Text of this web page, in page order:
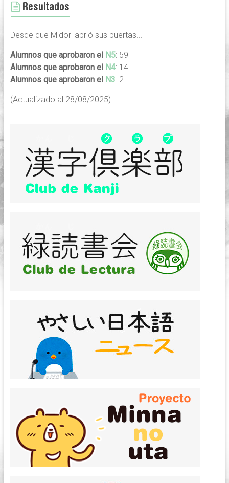
Resultados
Desde que Midori abrió sus puertas...
Alumnos que aprobaron el N5: 59
Alumnos que aprobaron el
N4: 14
Alumnos que aprobaron el
N3: 2
(Actualizado al 28/08/2025)